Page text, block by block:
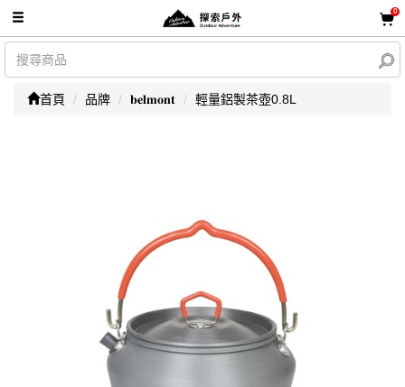
0
首頁 品牌 𝐛𝐞𝐥𝐦𝐨𝐧𝐭 輕量鋁製茶壺0.8L